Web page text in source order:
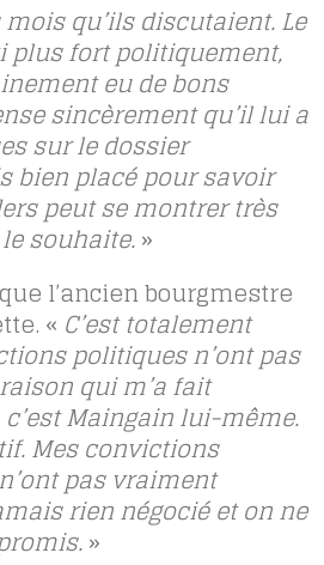
qu’ils discutaient. Le
plus fort politiquement,
eu de bons
sincèrement qu’il lui a
sur le dossier
bien placé pour savoir
peut se montrer très
souhaite.»
l’ancien bourgmestre
« C’est totalement
politiques n’ont pas
qui m’a fait
Maingain lui-même.
Mes convictions
pas vraiment
rien négocié et on ne
»